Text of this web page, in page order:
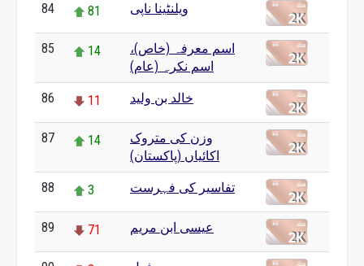
84 81 ویلنٹینا ناپی
85 14
اسم معرفہ (خاص)،
اسم نکرہ (عام)
86 11 خالد بن ولید
87 14
وزن کی متروک
اکائیاں (پاکستان)
88 3 تفاسیر کی فہرست
89 71 عیسی ابن مریم